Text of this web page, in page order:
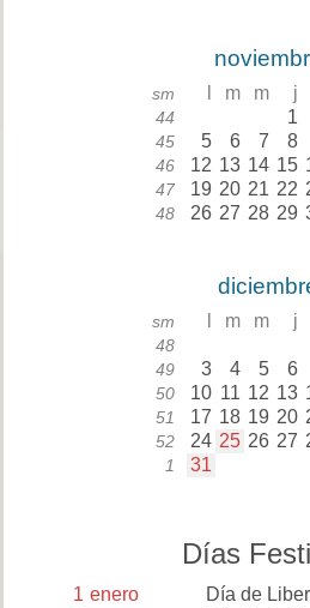
sm m m j
44 1
45 5 6 7 8
46 12 13 14 15
47 19 20 21 22
48 26 27 28 29
sm m m j
48
49 3 4 5 6
50 10 11 12 13
51 17 18 19 20
52 24 25 26 27
1 31
Días
1 enero
Día de